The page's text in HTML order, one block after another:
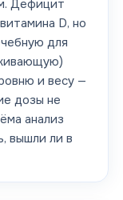
Дефицит
D, но
для
и весу —
дозы не
анализ
вышли ли в